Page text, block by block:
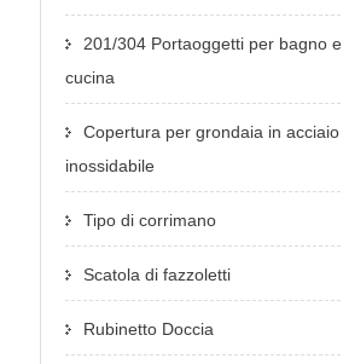
201/304 Portaoggetti per bagno e
cucina
Copertura per grondaia in acciaio
inossidabile
Tipo di corrimano
Scatola di fazzoletti
Rubinetto Doccia